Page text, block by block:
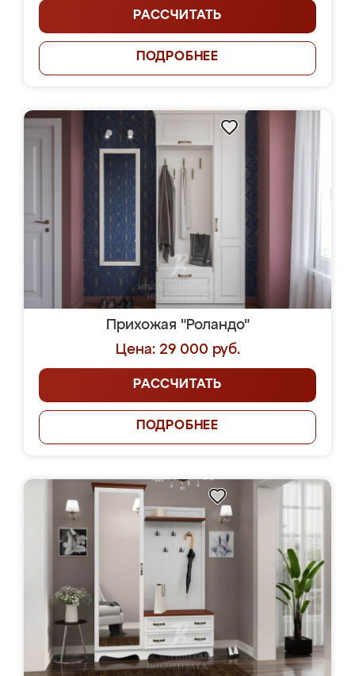
РАССЧИТАТЬ
ПОДРОБНЕЕ
Прихожая "Роландо"
Цена: 29 000 руб.
РАССЧИТАТЬ
ПОДРОБНЕЕ